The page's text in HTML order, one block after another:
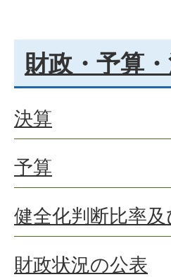
財政・予算
決算
予算
健全化判断比率
財政状況の公表